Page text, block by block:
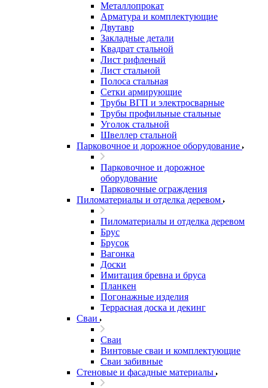
Металлопрокат
Арматура и комплектующие
Двутавр
Закладные детали
Квадрат стальной
Лист рифленый
Лист стальной
Полоса стальная
Сетки армирующие
Трубы ВГП и электросварные
Трубы профильные стальные
Уголок стальной
Швеллер стальной
Парковочное и дорожное оборудование
Парковочное и дорожное
оборудование
Парковочные ограждения
Пиломатериалы и отделка деревом
Пиломатериалы и отделка деревом
Брус
Брусок
Вагонка
Доски
Имитация бревна и бруса
Планкен
Погонажные изделия
Террасная доска и декинг
Сваи
Сваи
Винтовые сваи и комплектующие
Сваи забивные
Стеновые и фасадные материалы